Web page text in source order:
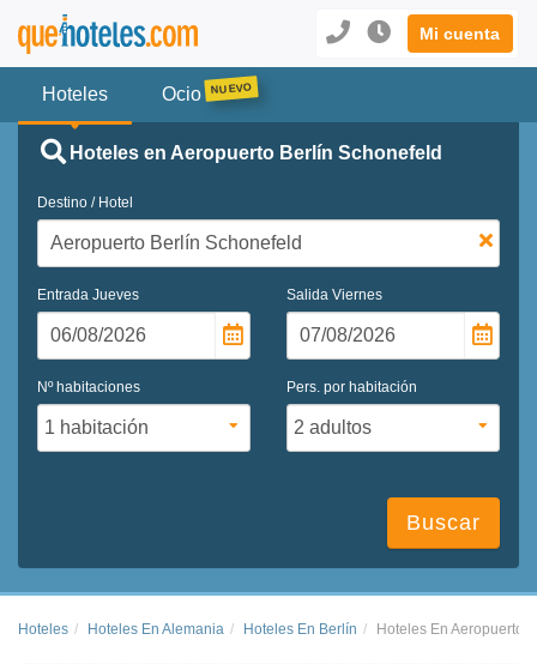
Mi cuenta
Hoteles Ocio
Hoteles en Aeropuerto Berlín Schonefeld
Destino / Hotel
Entrada Jueves Salida Viernes
Nº habitaciones Pers. por habitación
Buscar
Hoteles Hoteles En Alemania Hoteles En Berlín Hoteles En Aeropuerto